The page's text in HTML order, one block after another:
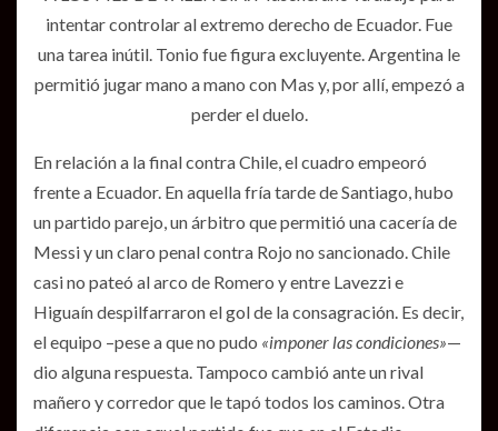
intentar controlar al extremo derecho de Ecuador. Fue
una tarea inútil. Tonio fue figura excluyente. Argentina le
permitió jugar mano a mano con Mas y, por allí, empezó a
perder el duelo.
En relación a la final contra Chile, el cuadro empeoró
frente a Ecuador. En aquella fría tarde de Santiago, hubo
un partido parejo, un árbitro que permitió una cacería de
Messi y un claro penal contra Rojo no sancionado. Chile
casi no pateó al arco de Romero y entre Lavezzi e
Higuaín despilfarraron el gol de la consagración. Es decir,
el equipo –pese a que no pudo «imponer las condiciones»—
dio alguna respuesta. Tampoco cambió ante un rival
mañero y corredor que le tapó todos los caminos. Otra